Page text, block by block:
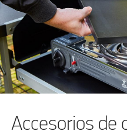
Accesorios de